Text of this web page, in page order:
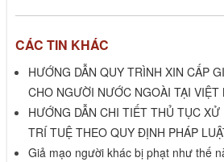
CÁC TIN KHÁC
HƯỚNG DẪN QUY TRÌNH XIN CẤP
CHO NGƯỜI NƯỚC NGOÀI TẠI VIỆT
HƯỚNG DẪN CHI TIẾT THỦ TỤC XỬ
TRÍ TUỆ THEO QUY ĐỊNH PHÁP
Giả mạo người khác bị phạt như thế